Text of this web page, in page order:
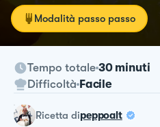
Modalità passo passo
Tempo totale 30 minuti
Difficoltà Facile
ricetta dipeppoalt